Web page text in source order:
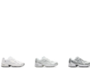
kleuren